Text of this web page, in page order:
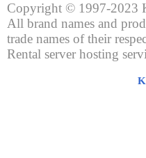
Copyright © 1997-2023
All brand names and
trade names of their
Rental server hosting